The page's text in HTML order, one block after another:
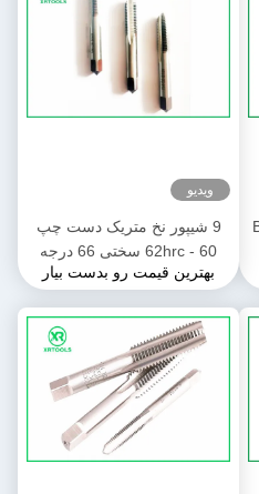
ویدیو
9 شیپور نخ متریک دست چپ
60 - 62hrc سختی 66 درجه
زاویه نخ
بهترین قیمت رو بدست بیار